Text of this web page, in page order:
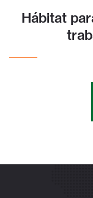
Hábitat